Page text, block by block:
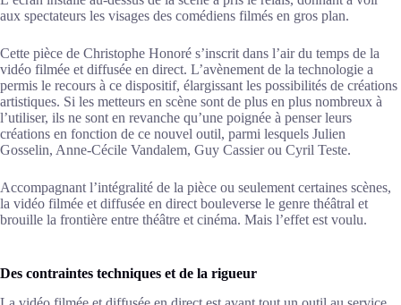
aux spectateurs les visages des comédiens filmés en gros plan.
Cette pièce de Christophe Honoré s’inscrit dans l’air du temps de la
vidéo filmée et diffusée en direct. L’avènement de la technologie a
permis le recours à ce dispositif, élargissant les possibilités de créations
artistiques. Si les metteurs en scène sont de plus en plus nombreux à
l’utiliser, ils ne sont en revanche qu’une poignée à penser leurs
créations en fonction de ce nouvel outil, parmi lesquels Julien
Gosselin, Anne-Cécile Vandalem, Guy Cassier ou Cyril Teste.
Accompagnant l’intégralité de la pièce ou seulement certaines scènes,
la vidéo filmée et diffusée en direct bouleverse le genre théâtral et
brouille la frontière entre théâtre et cinéma. Mais l’effet est voulu.
Des contraintes techniques et de la rigueur